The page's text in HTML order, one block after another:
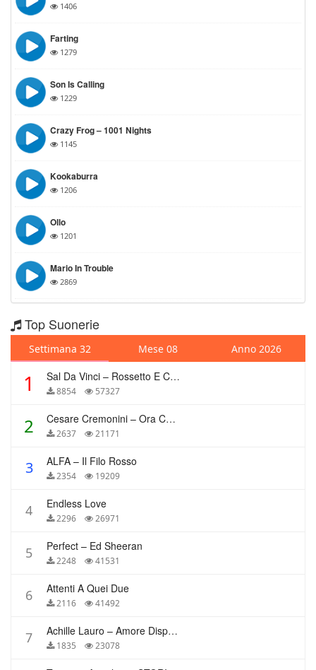
1406
Farting
1279
Son Is Calling
1229
Crazy Frog – 1001 Nights
1145
Kookaburra
1206
Ollo
1201
Mario In Trouble
2869
Top Suonerie
Settimana 32 Mese 08 Anno 2026
1 Sal Da Vinci – Rossetto E Caffè
8854 57327
2 Cesare Cremonini – Ora Che Non Ho Più Te
2637 21171
3 ALFA – Il Filo Rosso
2354 19209
4 Endless Love
2296 26971
5 Perfect – Ed Sheeran
2248 41531
6 Attenti A Quei Due
2116 41492
7 Achille Lauro – Amore Disperato
1835 23078